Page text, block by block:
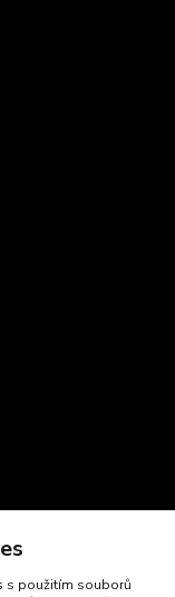
s použitím souborů